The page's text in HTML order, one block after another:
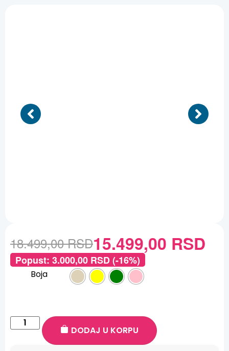
18.499,00RSD15.499,00 RSD
Popust: 3.000,00 RSD(-16%)
Boja
DODAJ U KORPU